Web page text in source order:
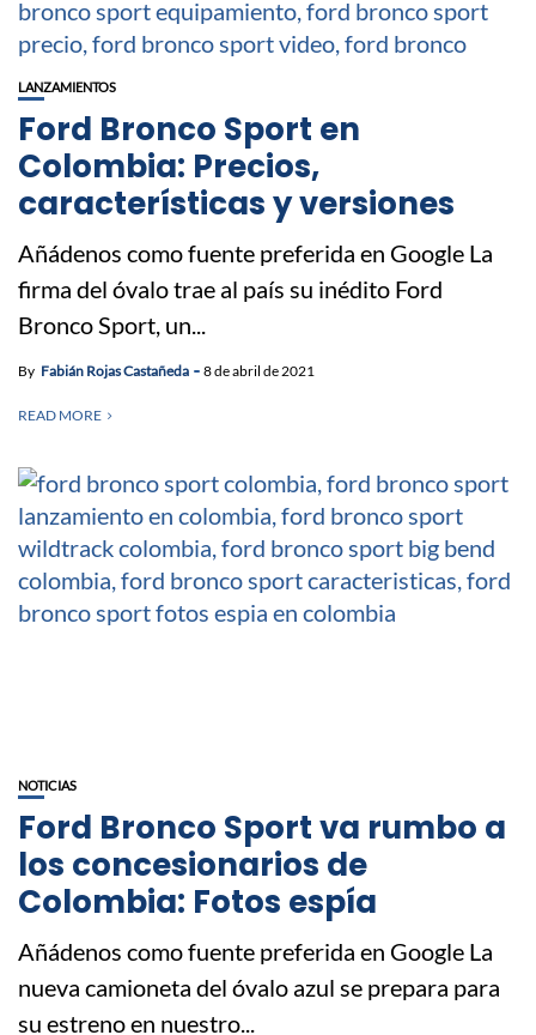
LANZAMIENTOS
Ford Bronco Sport en
Colombia: Precios,
características y versiones
Añádenos como fuente preferida en Google La
firma del óvalo trae al país su inédito Ford
Bronco Sport, un...
By Fabián Rojas Castañeda 8 de abril de 2021
READ MORE
NOTICIAS
Ford Bronco Sport va rumbo a
los concesionarios de
Colombia: Fotos espía
Añádenos como fuente preferida en Google La
nueva camioneta del óvalo azul se prepara para
su estreno en nuestro...